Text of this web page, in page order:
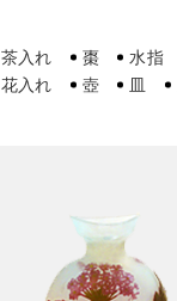
茶入れ 棗 水指
花入れ 壺 皿